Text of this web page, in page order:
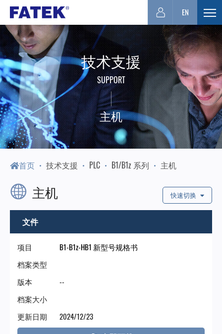
台
湾
FATEK
永
宏
PLC-
厦
门
永
陞
科
展
开
选
单
EN
技术支援
SUPPORT
主机
首页 技术支援 PLC B1/B1z 系列 主机
快速切换
主机
文件
项目
B1-B1z-HB1 新型号规格书
档案类型
版本
--
档案大小
更新日期
2024/12/23